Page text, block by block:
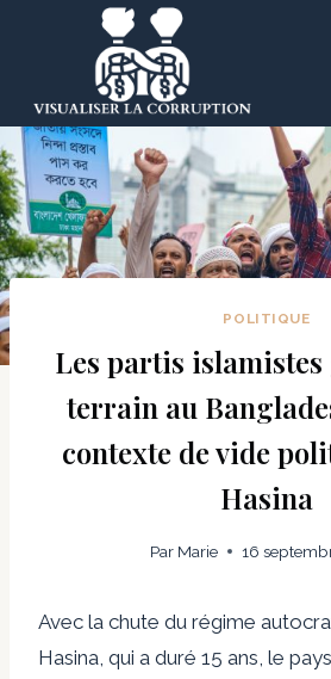
POLITIQUE
Les partis
terrain au
contexte de vide
Hasina
Par Marie 16
Avec la chute du régime
Hasina, qui a duré 15 ans, le